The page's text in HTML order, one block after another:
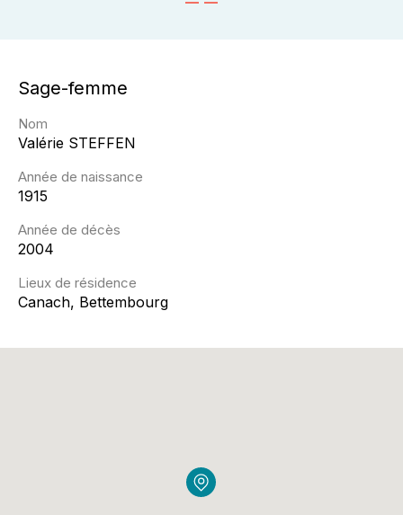
Sage-femme
Nom
Valérie STEFFEN
Année de naissance
1915
Année de décès
2004
Lieux de résidence
Canach, Bettembourg